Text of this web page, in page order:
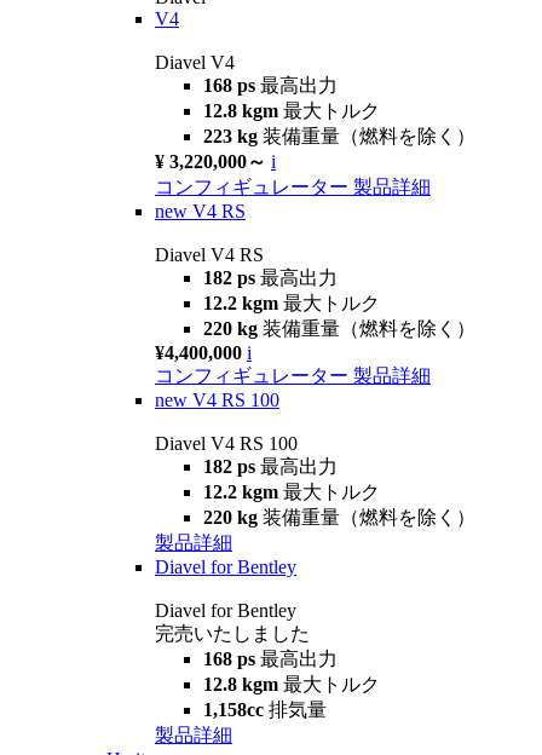
V4
Diavel V4
168 ps 最高出力
12.8 kgm 最大トルク
223 kg 装備重量（燃料を除く）
¥ 3,220,000～ i
コンフィギュレーター 製品詳細
new V4 RS
Diavel V4 RS
182 ps 最高出力
12.2 kgm 最大トルク
220 kg 装備重量（燃料を除く）
¥4,400,000 i
コンフィギュレーター 製品詳細
new V4 RS 100
Diavel V4 RS 100
182 ps 最高出力
12.2 kgm 最大トルク
220 kg 装備重量（燃料を除く）
製品詳細
Diavel for Bentley
Diavel for Bentley
完売いたしました
168 ps 最高出力
12.8 kgm 最大トルク
1,158cc 排気量
製品詳細